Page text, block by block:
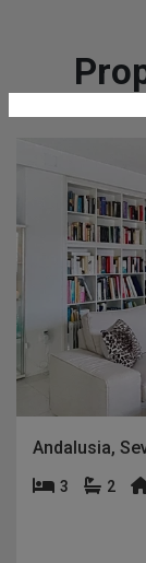
Andalusia,
3 2